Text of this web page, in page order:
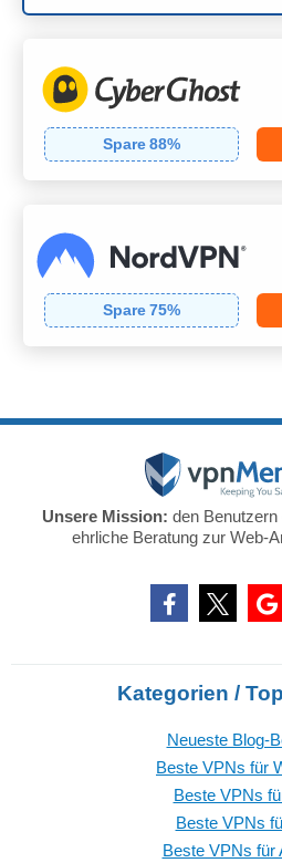
Spare88%
Spare75%
Unsere Mission: den
ehrliche Beratung zur Web-
Kategorien /
Neueste Blog-
Beste VPNs für
Beste VPNs
Beste VPNs
Beste VPNs für